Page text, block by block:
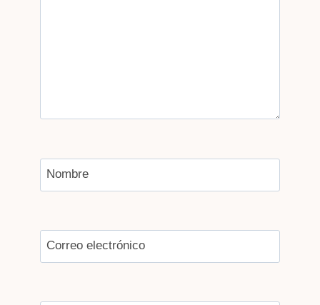
Nombre
Correo electrónico